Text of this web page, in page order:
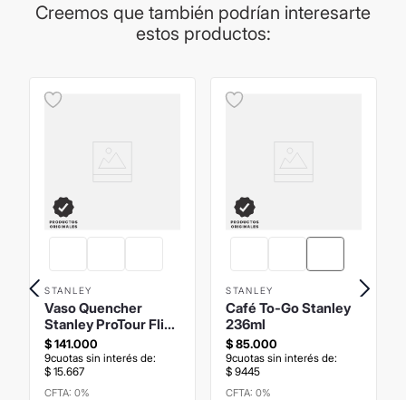
Creemos que también podrían interesarte
estos productos:
STANLEY
Vaso Quencher
Stanley ProTour Flip
Straw Edición
Especial 1.18Lts
$141.000
9cuotas sin interés de:
$ 15.667
CFTA: 0%
STANLEY
Café To-Go Stanley
236ml
$85.000
9cuotas sin interés de:
$ 9445
CFTA: 0%